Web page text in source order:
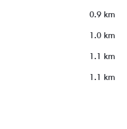
0.9 km
1.0 km
1.1 km
1.1 km